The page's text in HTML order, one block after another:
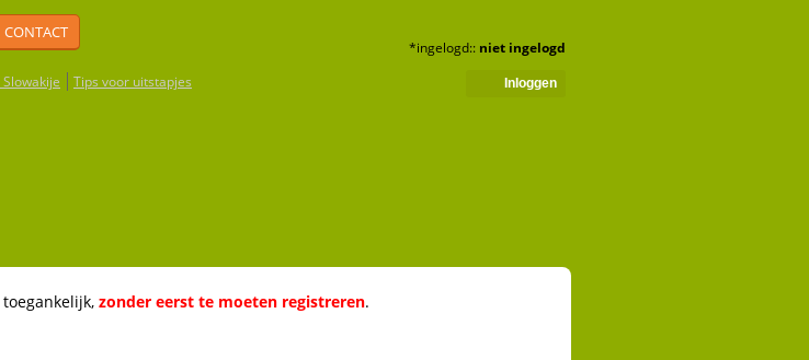
CONTACT
Tips voor uitstapjes
*ingelogd:: niet ingelogd
Inloggen
zonder eerst te moeten registreren.